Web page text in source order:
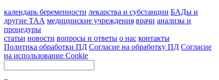
календарь беременности лекарства и субстанции БАДы и
другие ТАА медицинские учреждения врачи анализы и
процедуры
статьи новости вопросы и ответы о нас контакты
Политика обработки ПД Согласие на обработку ПД Согласие
на использование Cookie